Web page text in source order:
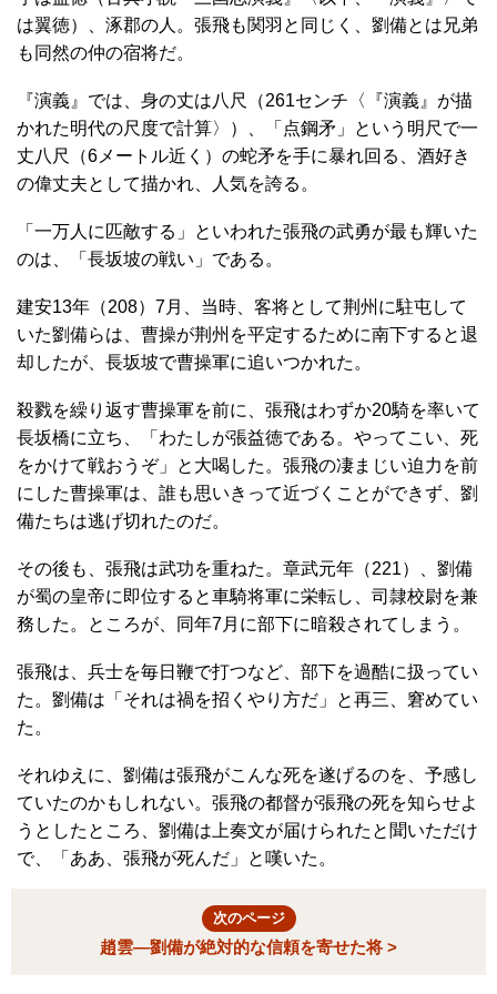
は翼徳）、涿郡の人。張飛も関羽と同じく、劉備とは兄弟
も同然の仲の宿将だ。
『演義』では、身の丈は八尺（261センチ〈『演義』が描
かれた明代の尺度で計算〉）、「点鋼矛」という明尺で一
丈八尺（6メートル近く）の蛇矛を手に暴れ回る、酒好き
の偉丈夫として描かれ、人気を誇る。
「一万人に匹敵する」といわれた張飛の武勇が最も輝いた
のは、「長坂坡の戦い」である。
建安13年（208）7月、当時、客将として荆州に駐屯して
いた劉備らは、曹操が荆州を平定するために南下すると退
却したが、長坂坡で曹操軍に追いつかれた。
殺戮を繰り返す曹操軍を前に、張飛はわずか20騎を率いて
長坂橋に立ち、「わたしが張益徳である。やってこい、死
をかけて戦おうぞ」と大喝した。張飛の凄まじい迫力を前
にした曹操軍は、誰も思いきって近づくことができず、劉
備たちは逃げ切れたのだ。
その後も、張飛は武功を重ねた。章武元年（221）、劉備
が蜀の皇帝に即位すると車騎将軍に栄転し、司隷校尉を兼
務した。ところが、同年7月に部下に暗殺されてしまう。
張飛は、兵士を毎日鞭で打つなど、部下を過酷に扱ってい
た。劉備は「それは禍を招くやり方だ」と再三、窘めてい
た。
それゆえに、劉備は張飛がこんな死を遂げるのを、予感し
ていたのかもしれない。張飛の都督が張飛の死を知らせよ
うとしたところ、劉備は上奏文が届けられたと聞いただけ
で、「ああ、張飛が死んだ」と嘆いた。
次のページ
趙雲―劉備が絶対的な信頼を寄せた将 >